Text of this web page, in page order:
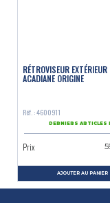
RÉTROVISEUR
ACADIANE ORIGINE
Réf. : 4600911
DERNIERS ARTICLES
Prix
AJOUTER AU PANIER